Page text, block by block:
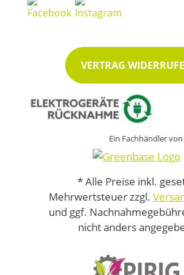
VERTRAG
Ein Fachhändler von
* Alle Preise inkl.
Mehrwertsteuer zzgl.
und ggf.
nicht anders